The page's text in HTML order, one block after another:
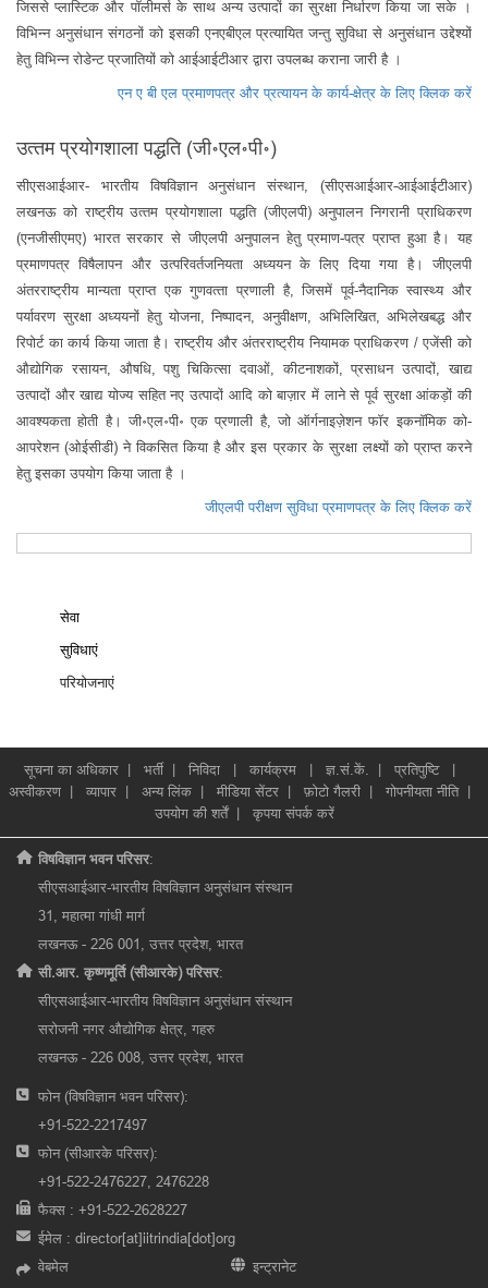
जिससे प्लास्टिक और पॉलीमर्स के साथ अन्य उत्पादों का सुरक्षा निर्धारण किया जा सके ।
विभिन्न अनुसंधान संगठनों को इसकी एनएबीएल प्रत्यायित जन्तु सुविधा से अनुसंधान उद्देश्यों
हेतु विभिन्न रोडेन्ट प्रजातियों को आईआईटीआर द्वारा उपलब्ध कराना जारी है ।
एन ए बी एल प्रमाणपत्र और प्रत्यायन के कार्य-क्षेत्र के लिए क्लिक करें
उत्‍तम प्रयोगशाला पद्धति (जी॰एल॰पी॰)
सीएसआईआर- भारतीय विषविज्ञान अनुसंधान संस्थान, (सीएसआईआर-आईआईटीआर)
लखनऊ को राष्‍ट्रीय उत्‍तम प्रयोगशाला पद्धति (जीएलपी) अनुपालन निगरानी प्राधिकरण
(एनजीसीएमए) भारत सरकार से जीएलपी अनुपालन हेतु प्रमाण-पत्र प्राप्‍त हुआ है। यह
प्रमाणपत्र विषैलापन और उत्‍परिवर्तजनियता अध्‍ययन के लिए दिया गया है। जीएलपी
अंतरराष्ट्रीय मान्‍यता प्राप्‍त एक गुणवत्‍ता प्रणाली है, जिसमें पूर्व-नैदानिक स्‍वास्‍थ्‍य और
पर्यावरण सुरक्षा अध्‍ययनों हेतु योजना, निष्‍पादन, अनुवीक्षण, अभिलिखित, अभिलेखबद्ध और
रिपोर्ट का कार्य किया जाता है। राष्ट्रीय और अंतरराष्ट्रीय नियामक प्राधिकरण / एजेंसी को
औद्योगिक रसायन, औषधि, पशु चिकित्‍सा दवाओं, कीटनाशकों, प्रसाधन उत्‍पादों, खाद्य
उत्‍पादों और खाद्य योज्‍य सहित नए उत्‍पादों आदि को बाज़ार में लाने से पूर्व सुरक्षा आंकड़ों की
आवश्‍यकता होती है। जी॰एल॰पी॰ एक प्रणाली है, जो ऑर्गनाइज़ेशन फॉर इकनॉमिक को-
आपरेशन (ओईसीडी) ने विकसित किया है और इस प्रकार के सुरक्षा लक्ष्यों को प्राप्त करने
हेतु इसका उपयोग किया जाता है ।
जीएलपी परीक्षण सुविधा प्रमाणपत्र के लिए क्लिक करें
सेवा
सुविधाएं
परियोजनाएं
सूचना का अधिकार | भर्ती | निविदा | कार्यक्रम | ज्ञ.सं.कें. | प्रतिपुष्टि|
अस्वीकरण | व्यापार | अन्य लिंक | मीडिया सेंटर | फ़ोटो गैलरी | गोपनीयता नीति|
उपयोग की शर्तें| कृपया संपर्क करें
विषविज्ञान भवन परिसर:
सीएसआईआर-भारतीय विषविज्ञान अनुसंधान संस्थान
31, महात्मा गांधी मार्ग
लखनऊ - 226 001, उत्तर प्रदेश, भारत
सी.आर. कृष्णमूर्ति (सीआरके) परिसर:
सीएसआईआर-भारतीय विषविज्ञान अनुसंधान संस्थान
सरोजनी नगर औद्योगिक क्षेत्र, गहरु
लखनऊ - 226 008, उत्तर प्रदेश, भारत
फोन (विषविज्ञान भवन परिसर):
+91-522-2217497
फोन (सीआरके परिसर):
+91-522-2476227, 2476228
फैक्स : +91-522-2628227
ईमेल : director[at]iitrindia[dot]org
वेबमेल
इन्ट्रानेट